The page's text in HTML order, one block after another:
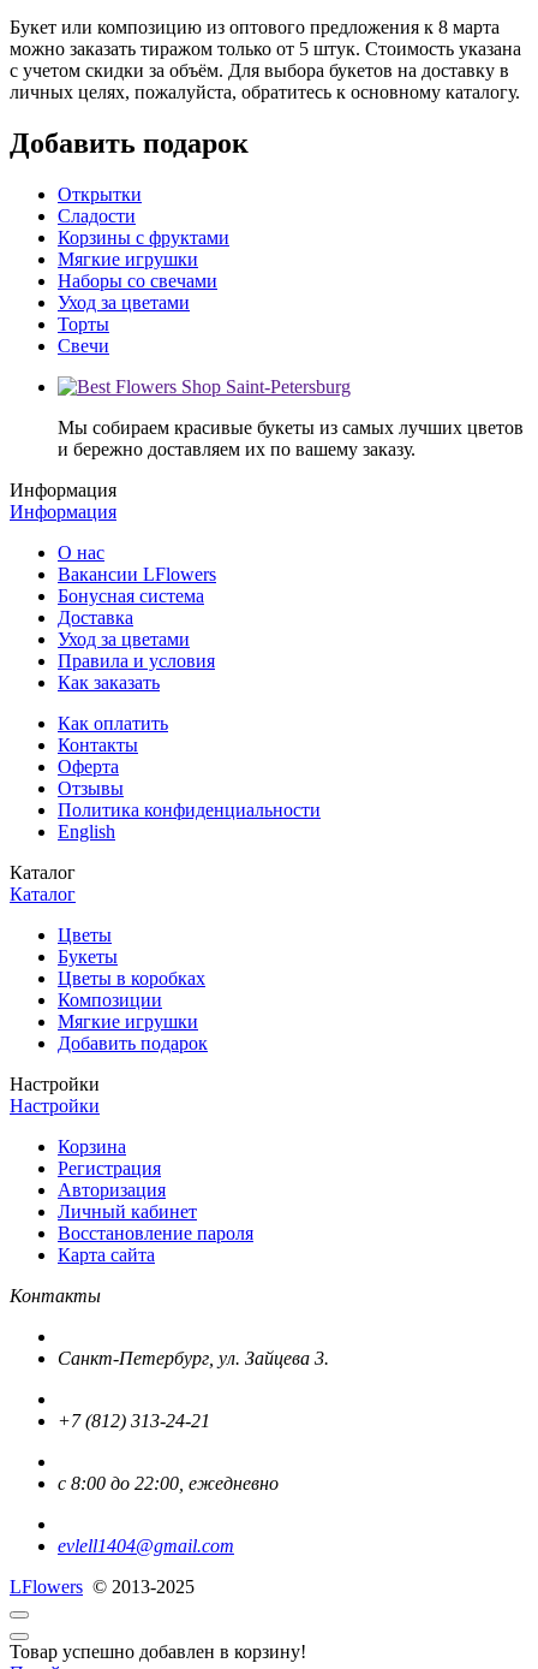
Букет или композицию из оптового предложения к 8 марта
можно заказать тиражом только от 5 штук. Стоимость указана
с учетом скидки за объём. Для выбора букетов на доставку в
личных целях, пожалуйста, обратитесь к основному каталогу.
Добавить подарок
Открытки
Сладости
Корзины с фруктами
Мягкие игрушки
Наборы со свечами
Уход за цветами
Торты
Свечи
Мы собираем красивые букеты из самых лучших цветов
и бережно доставляем их по вашему заказу.
Информация
Информация
О нас
Вакансии LFlowers
Бонусная система
Доставка
Уход за цветами
Правила и условия
Как заказать
Как оплатить
Контакты
Оферта
Отзывы
Политика конфиденциальности
English
Каталог
Каталог
Цветы
Букеты
Цветы в коробках
Композиции
Мягкие игрушки
Добавить подарок
Настройки
Настройки
Корзина
Регистрация
Авторизация
Личный кабинет
Восстановление пароля
Карта сайта
Контакты
Санкт-Петербург, ул. Зайцева 3.
+7 (812) 313-24-21
с 8:00 до 22:00, ежедневно
evlell1404@gmail.com
LFlowers © 2013-2025
Товар успешно добавлен в корзину!